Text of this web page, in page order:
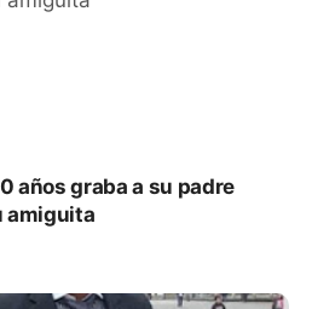
años graba a su padre
amiguita